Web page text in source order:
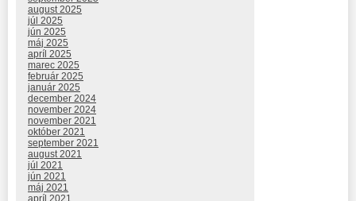
august 2025
júl 2025
jún 2025
máj 2025
apríl 2025
marec 2025
február 2025
január 2025
december 2024
november 2024
november 2021
október 2021
september 2021
august 2021
júl 2021
jún 2021
máj 2021
apríl 2021